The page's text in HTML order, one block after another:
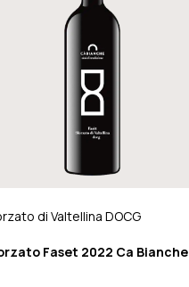
di Valtellina DOCG
Faset 2022 Ca Bianche